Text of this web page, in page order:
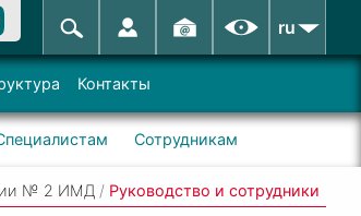
ru
Контакты
Сотрудникам
№ 2 ИМД / Руководство и сотрудники